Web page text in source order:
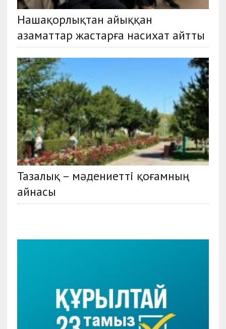
Нашақорлықтан айыққан
азаматтар жастарға насихат айтты
Тазалық – мәдениетті қоғамның
айнасы